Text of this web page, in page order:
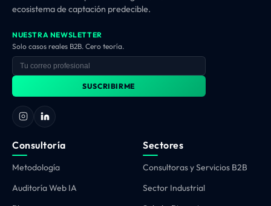
ecosistema de captación predecible.
NUESTRA NEWSLETTER
Solo casos reales B2B. Cero teoría.
SUSCRIBIRME
Consultoría
Metodología
Auditoría Web IA
Sectores
Consultoras y Servicios B2B
Sector Industrial